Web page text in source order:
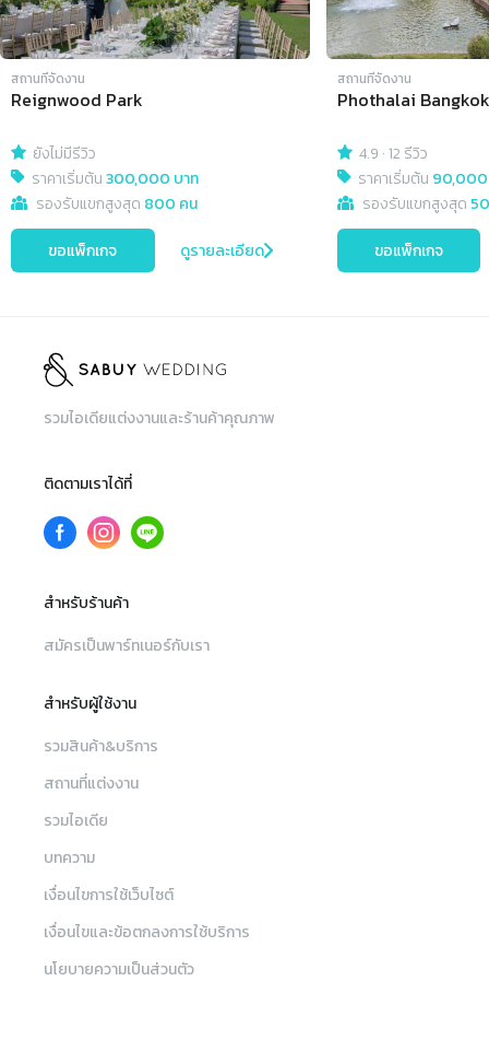
สถานที่จัดงาน
Reignwood Park
ยังไม่มีรีวิว
ราคาเริ่มต้น300,000 บาท
รองรับแขกสูงสุด 800 คน
ขอแพ็กเกจ ดูรายละเอียด
สถานที่จัดงาน
Phothalai Bangkok
4.9 ·12 รีวิว
ราคาเริ่มต้น 90,000
รองรับแขกสูงสุด
ขอแพ็กเกจ
รวมไอเดียแต่งงานและร้านค้าคุณภาพ
ติดตามเราได้ที่
สำหรับร้านค้า
สมัครเป็นพาร์ทเนอร์กับเรา
สำหรับผู้ใช้งาน
รวมสินค้า&บริการ
สถานที่แต่งงาน
รวมไอเดีย
บทความ
เงื่อนไขการใช้เว็บไซต์
เงื่อนไขและข้อตกลงการใช้บริการ
นโยบายความเป็นส่วนตัว